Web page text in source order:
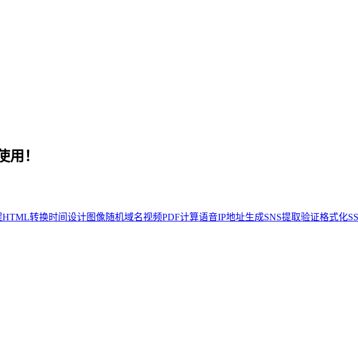
用！
HTML转换时间设计图像随机域名视频PDF计算语音IP地址生成SNS提取验证格式化